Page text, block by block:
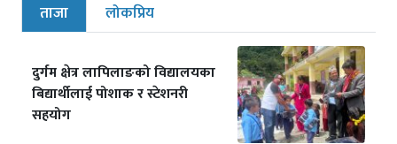
ताजा लोकप्रिय
दुर्गम क्षेत्र लापिलाङको विद्यालयका
बिद्यार्थीलाई पोशाक र स्टेशनरी
सहयोग